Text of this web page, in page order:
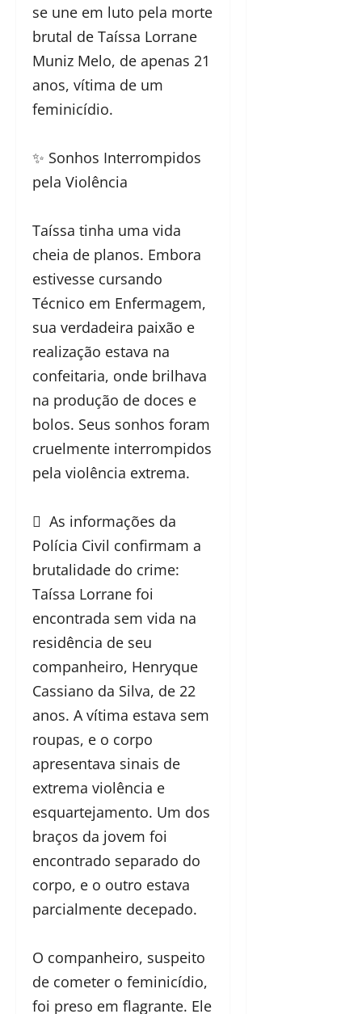
se une em luto pela morte
brutal de Taíssa Lorrane
Muniz Melo, de apenas 21
anos, vítima de um
feminicídio.
✨ Sonhos Interrompidos
pela Violência
Taíssa tinha uma vida
cheia de planos. Embora
estivesse cursando
Técnico em Enfermagem,
sua verdadeira paixão e
realização estava na
confeitaria, onde brilhava
na produção de doces e
bolos. Seus sonhos foram
cruelmente interrompidos
pela violência extrema.
 As informações da
Polícia Civil confirmam a
brutalidade do crime:
Taíssa Lorrane foi
encontrada sem vida na
residência de seu
companheiro, Henryque
Cassiano da Silva, de 22
anos. A vítima estava sem
roupas, e o corpo
apresentava sinais de
extrema violência e
esquartejamento. Um dos
braços da jovem foi
encontrado separado do
corpo, e o outro estava
parcialmente decepado.
O companheiro, suspeito
de cometer o feminicídio,
foi preso em flagrante. Ele